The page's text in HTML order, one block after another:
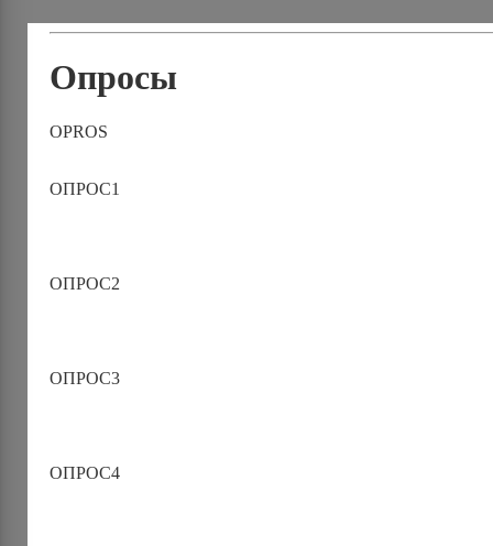
Опросы
OPROS
ОПРОС1
ОПРОС2
ОПРОС3
ОПРОС4